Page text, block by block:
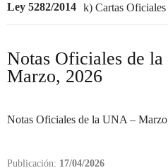
Ley 5282/2014 k) Cartas Oficiales
Notas Oficiales de
Marzo, 2026
Notas Oficiales de la UNA –
Publicación: 17/04/2026